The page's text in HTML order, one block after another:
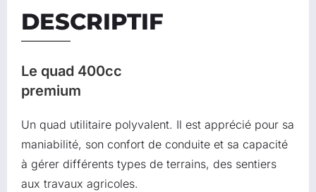
DESCRIPTIF
Le quad 400cc
premium
Un quad utilitaire polyvalent. Il est apprécié pour sa
maniabilité, son confort de conduite et sa capacité
à gérer différents types de terrains, des sentiers
aux travaux agricoles.